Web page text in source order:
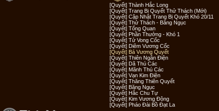
[Quyết] Thành Hắc Long
[Quyết] Trang Bị Quyết Thử Thách (Mới)
[Quyết] Cập Nhật Trang Bị Quyết Khó 20/11
[Quyết] Thử Thách - Băng Ngục
[Quyết] Tổng Quan
[Quyết] Phần Thưởng - Khó 1
[Quyết] Tử Vong Cốc
[Quyết] Diêm Vương Cốc
[Quyết] Bá Vương Quyết
[Quyết] Thiên Ngân Điện
[Quyết] Dã Thú Các
[Quyết] Mãnh Thú Các
[Quyết] Vạn Kim Điện
[Quyết] Thăng Thiên Quyết
[Quyết] Băng Ngục
[Quyết] Hắc Chu Tự
[Quyết] Kim Vương Động
[Quyết] Pháo Đài Bồ Đạt La